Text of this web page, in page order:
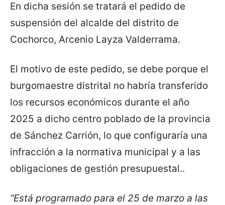
En dicha sesión se tratará el pedido de
suspensión del alcalde del distrito de
Cochorco, Arcenio Layza Valderrama.
El motivo de este pedido, se debe porque el
burgomaestre distrital no habría transferido
los recursos económicos durante el año
2025 a dicho centro poblado de la provincia
de Sánchez Carrión, lo que configuraría una
infracción a la normativa municipal y a las
obligaciones de gestión presupuestal..
“Está programado para el 25 de marzo a las